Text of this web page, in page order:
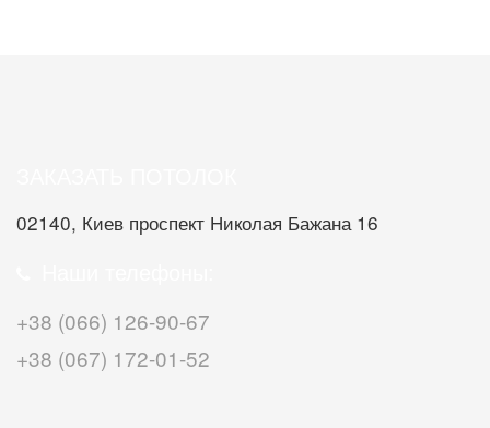
02140, Киев проспект Николая Бажана 16
+38 (066) 126-90-67
+38 (067) 172-01-52